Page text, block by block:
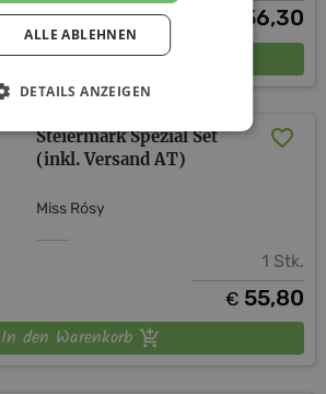
56,30
In den Warenkorb
Steiermark Spezial Set
(inkl. Versand AT)
Miss Rósy
1 Stk.
€ 55,80
In den Warenkorb
ALLE ABLEHNEN
DETAILS ANZEIGEN